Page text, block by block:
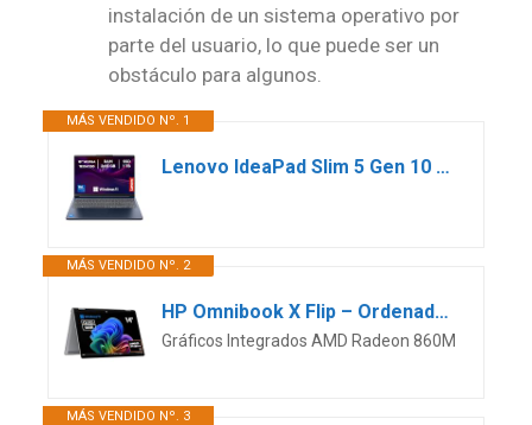
instalación de un sistema operativo por
parte del usuario, lo que puede ser un
obstáculo para algunos.
MÁS VENDIDO Nº. 1
Lenovo IdeaPad Slim 5 Gen 10 – Ordenador Portátil 16″ WUXGA (Intel Core i7-13620H, Intel UHD Graphics, 32 GB RAM, 1 TB SSD, Wi-Fi 6, Windows 11 Home) Teclado QWERTY Español- Azul
MÁS VENDIDO Nº. 2
HP Omnibook X Flip – Ordenador portátil Convertible de 14″ 3K OLED táctil Ryzen AI 7 350, 32GB RAM, 1TB SSD, AMD Radeon 860M Graphics, Windows 11 Home Silver – Teclado QWERTY Español
Gráficos Integrados AMD Radeon 860M
MÁS VENDIDO Nº. 3